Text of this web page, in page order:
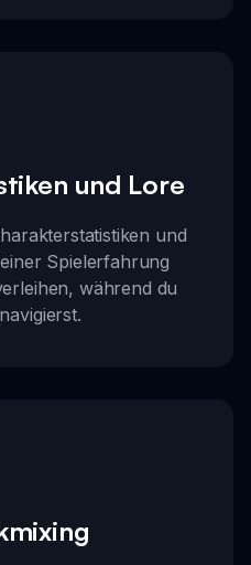
und Lore
und
Spielerfahrung
während du